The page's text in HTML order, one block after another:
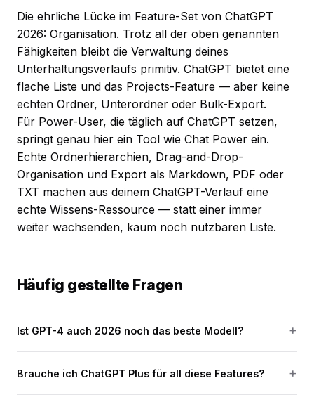
Die ehrliche Lücke im Feature-Set von ChatGPT
2026: Organisation. Trotz all der oben genannten
Fähigkeiten bleibt die Verwaltung deines
Unterhaltungsverlaufs primitiv. ChatGPT bietet eine
flache Liste und das Projects-Feature — aber keine
echten Ordner, Unterordner oder Bulk-Export.
Für Power-User, die täglich auf ChatGPT setzen,
springt genau hier ein Tool wie Chat Power ein.
Echte Ordnerhierarchien, Drag-and-Drop-
Organisation und Export als Markdown, PDF oder
TXT machen aus deinem ChatGPT-Verlauf eine
echte Wissens-Ressource — statt einer immer
weiter wachsenden, kaum noch nutzbaren Liste.
Häufig gestellte Fragen
Ist GPT-4 auch 2026 noch das beste Modell?
Brauche ich ChatGPT Plus für all diese Features?